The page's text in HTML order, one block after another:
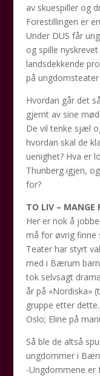
av skuespiller og
Forestillingen er
Under DUS får
og spille
landsdekkende
på
Hvordan går det
gjemt av sine
De vil tenke sjæl
hvordan skal de
uenighet? Hva er
Thunberg igjen,
for?
TO LIV – MANGE
Her er nok å
må for øvrig finne
Teater har styrt
med i Bærum
tok selvsagt
år på «Nordiska»
gruppe etter
Oslo; Eline på
Så ble de altså
ungdommer i
-Ungdommene